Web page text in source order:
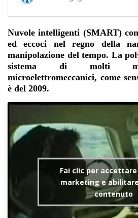
Nuvole intelligenti (SMART)
ed eccoci nel regno della
manipolazione del tempo. La
sistema di molti
microelettromeccanici, come
è del 2009.
Fai clic per
marketing e
contenuto